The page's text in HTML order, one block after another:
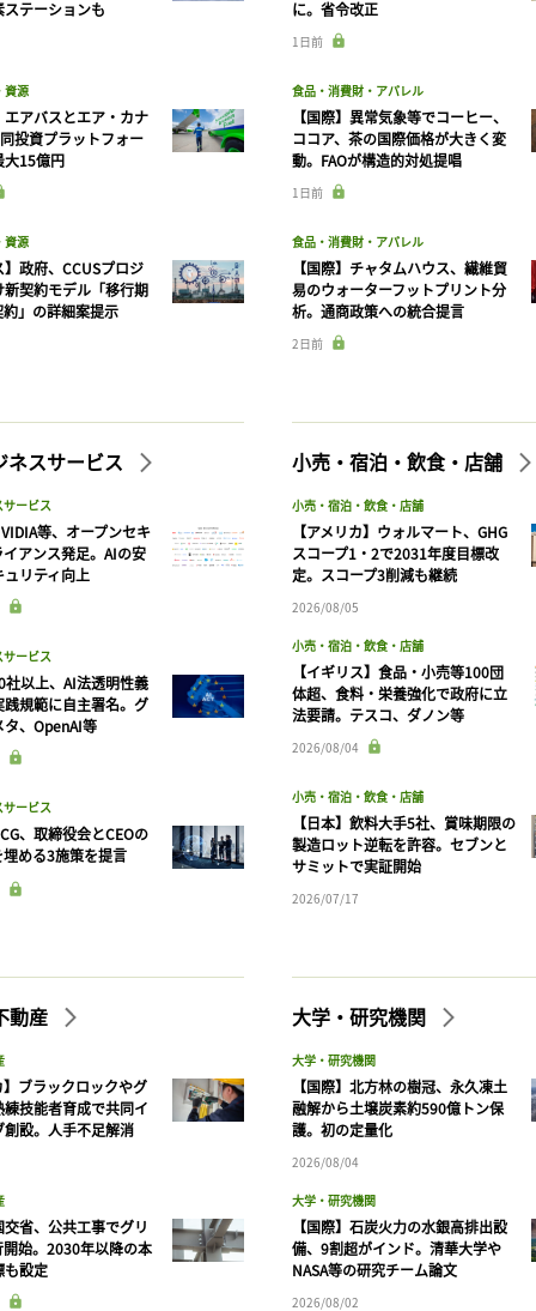
テーションも
資源
エアバスとエア・カナ
投資プラットフォー
大15億円
資源
政府、CCUSプロジ
新契約モデル「移行期
」の詳細案提示
に。省令改正
1日前
食品・消費財・アパレル
【国際】異常気象等でコーヒー、
ココア、茶の国際価格が大きく変
動。FAOが構造的対処提唱
1日前
食品・消費財・アパレル
【国際】チャタムハウス、繊維貿
易のウォーターフットプリント分
析。通商政策への統合提言
2日前
ネスサービス
ービス
等、オープンセキ
アンス発足。AIの安
リティ向上
ービス
社以上、AI法透明性義
践規範に自主署名。グ
タ、OpenAI等
ービス
、取締役会とCEOの
める3施策を提言
小売・宿泊・飲食・店舗
小売・宿泊・飲食・店舗
【アメリカ】ウォルマート、GHG
スコープ1・2で2031年度目標改
定。スコープ3削減も継続
2026/08/05
小売・宿泊・飲食・店舗
【イギリス】食品・小売等100団
体超、食料・栄養強化で政府に立
法要請。テスコ、ダノン等
2026/08/04
小売・宿泊・飲食・店舗
【日本】飲料大手5社、賞味期限の
製造ロット逆転を許容。セブンと
サミットで実証開始
2026/07/17
動産
ブラックロックやグ
技能者育成で共同イ
創設。人手不足解消
省、公共工事でグリ
開始。2030年以降の本
も設定
大学・研究機関
大学・研究機関
【国際】北方林の樹冠、永久凍土
融解から土壌炭素約590億トン保
護。初の定量化
2026/08/04
大学・研究機関
【国際】石炭火力の水銀高排出設
備、9割超がインド。清華大学や
NASA等の研究チーム論文
2026/08/02